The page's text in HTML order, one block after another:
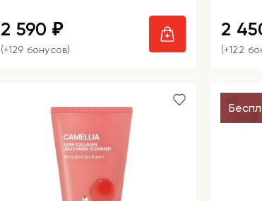
2 590 ₽
(+129 бонусов)
2
(+122